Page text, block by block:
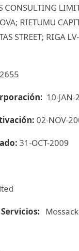
CONSULTING
RIETUMU
STREET; RIGA
10-JAN-
02-NOV-
31-OCT-2009